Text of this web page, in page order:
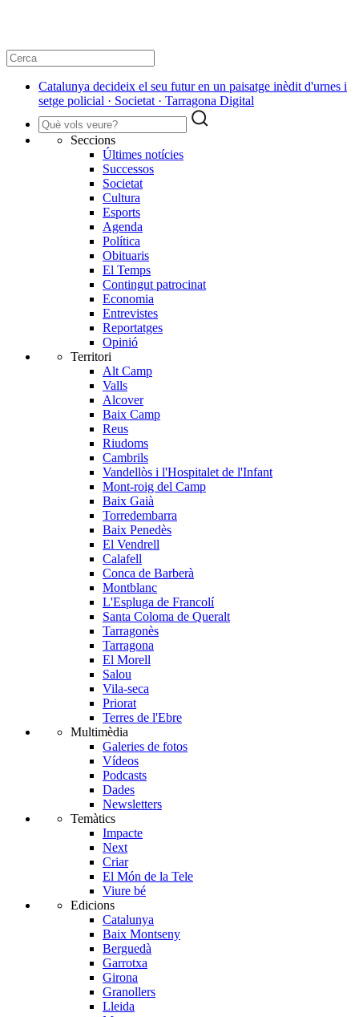
Catalunya decideix el seu futur en un paisatge inèdit d'urnes i
setge policial · Societat · Tarragona Digital
Seccions
Últimes notícies
Successos
Societat
Cultura
Esports
Agenda
Política
Obituaris
El Temps
Contingut patrocinat
Economia
Entrevistes
Reportatges
Opinió
Territori
Alt Camp
Valls
Alcover
Baix Camp
Reus
Riudoms
Cambrils
Vandellòs i l'Hospitalet de l'Infant
Mont-roig del Camp
Baix Gaià
Torredembarra
Baix Penedès
El Vendrell
Calafell
Conca de Barberà
Montblanc
L'Espluga de Francolí
Santa Coloma de Queralt
Tarragonès
Tarragona
El Morell
Salou
Vila-seca
Priorat
Terres de l'Ebre
Multimèdia
Galeries de fotos
Vídeos
Podcasts
Dades
Newsletters
Temàtics
Impacte
Next
Criar
El Món de la Tele
Viure bé
Edicions
Catalunya
Baix Montseny
Berguedà
Garrotxa
Girona
Granollers
Lleida